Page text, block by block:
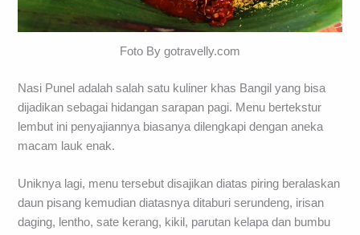
Foto By gotravelly.com
Nasi Punel adalah salah satu kuliner khas Bangil yang bisa
dijadikan sebagai hidangan sarapan pagi. Menu bertekstur
lembut ini penyajiannya biasanya dilengkapi dengan aneka
macam lauk enak.
Uniknya lagi, menu tersebut disajikan diatas piring beralaskan
daun pisang kemudian diatasnya ditaburi serundeng, irisan
daging, lentho, sate kerang, kikil, parutan kelapa dan bumbu